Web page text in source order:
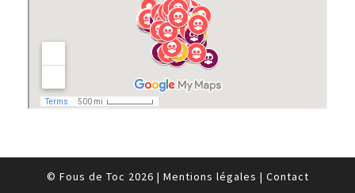
© Fous de Toc 2026 | Mentions légales | Contact